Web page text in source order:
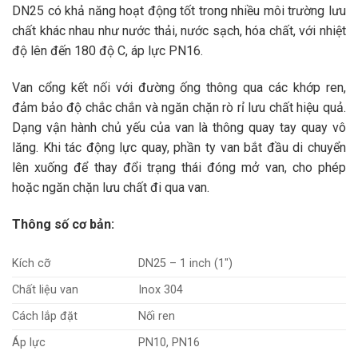
DN25 có khả năng hoạt động tốt trong nhiều môi trường lưu
chất khác nhau như nước thải, nước sạch, hóa chất, với nhiệt
độ lên đến 180 độ C, áp lực PN16.
Van cổng kết nối với đường ống thông qua các khớp ren,
đảm bảo độ chắc chắn và ngăn chặn rò rỉ lưu chất hiệu quả.
Dạng vận hành chủ yếu của van là thông quay tay quay vô
lăng. Khi tác động lực quay, phần ty van bắt đầu di chuyển
lên xuống để thay đổi trạng thái đóng mở van, cho phép
hoặc ngăn chặn lưu chất đi qua van.
Thông số cơ bản:
Kích cỡ
DN25 – 1 inch (1″)
Chất liệu van
Inox 304
Cách lắp đặt
Nối ren
Áp lực
PN10, PN16